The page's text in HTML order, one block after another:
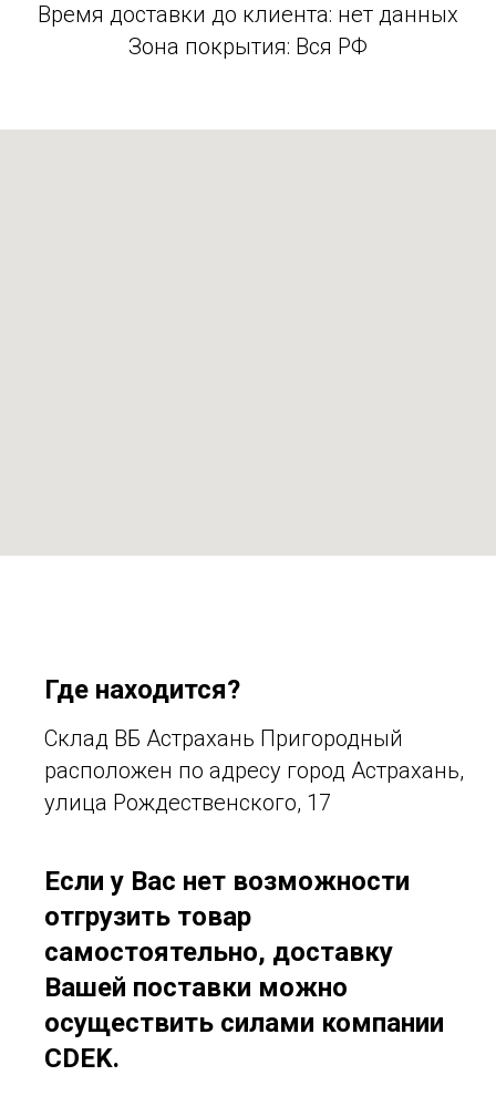
Время доставки до клиента: нет данных
Зона покрытия: Вся РФ
Где находится?
Склад ВБ Астрахань Пригородный
расположен по адресу город Астрахань,
улица Рождественского, 17
Если у Вас нет возможности
отгрузить товар
самостоятельно, доставку
Вашей поставки можно
осуществить силами компании
CDEK.